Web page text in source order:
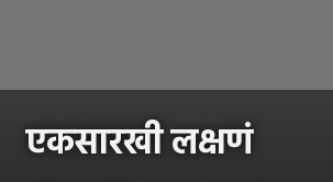
एकसारखी लक्षणं